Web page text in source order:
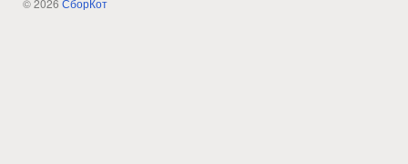
© 2026 СборКот